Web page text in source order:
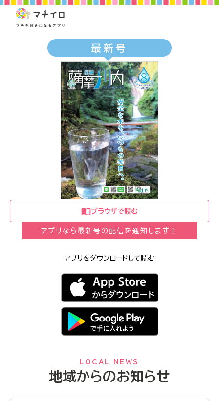
最新号
ブラウザで読む
アプリなら最新号の配信を通知します！
アプリをダウンロードして読む
LOCAL NEWS
地域からのお知らせ